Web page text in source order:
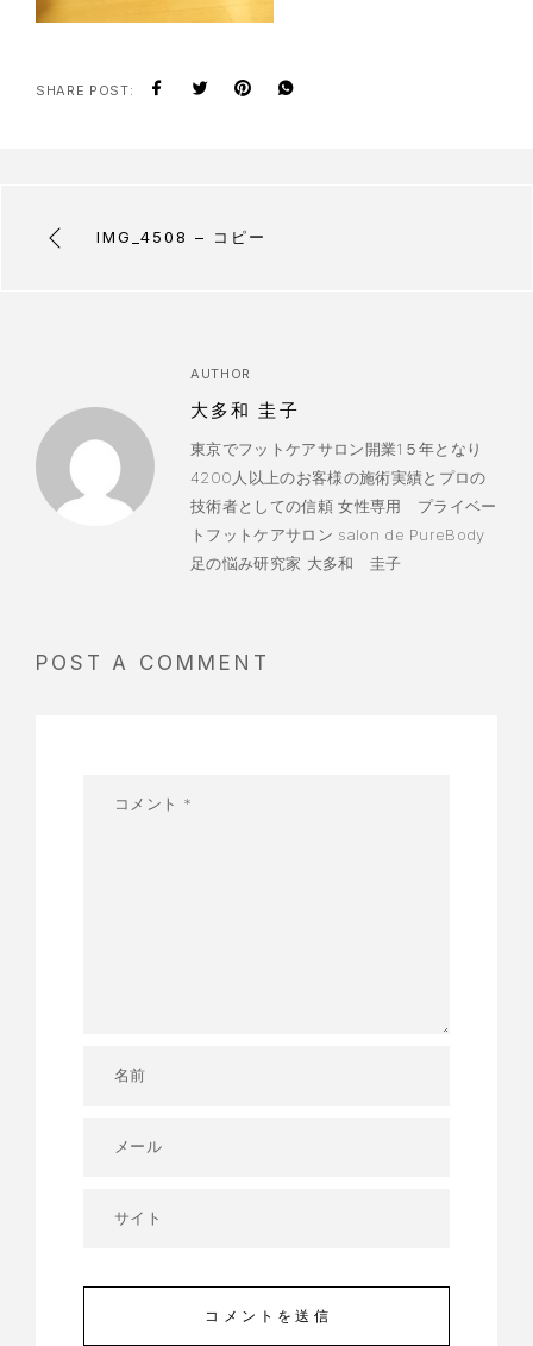
SHARE POST:
IMG_4508 – コピー
AUTHOR
大多和 圭子
東京でフットケアサロン開業1５年となり
4200人以上のお客様の施術実績とプロの
技術者としての信頼 女性専用 プライベー
トフットケアサロン salon de PureBody
足の悩み研究家 大多和 圭子
POST A COMMENT
コメントを送信